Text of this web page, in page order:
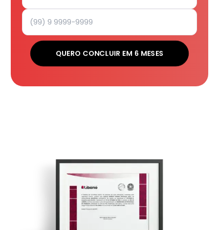
QUERO CONCLUIR EM 6 MESES